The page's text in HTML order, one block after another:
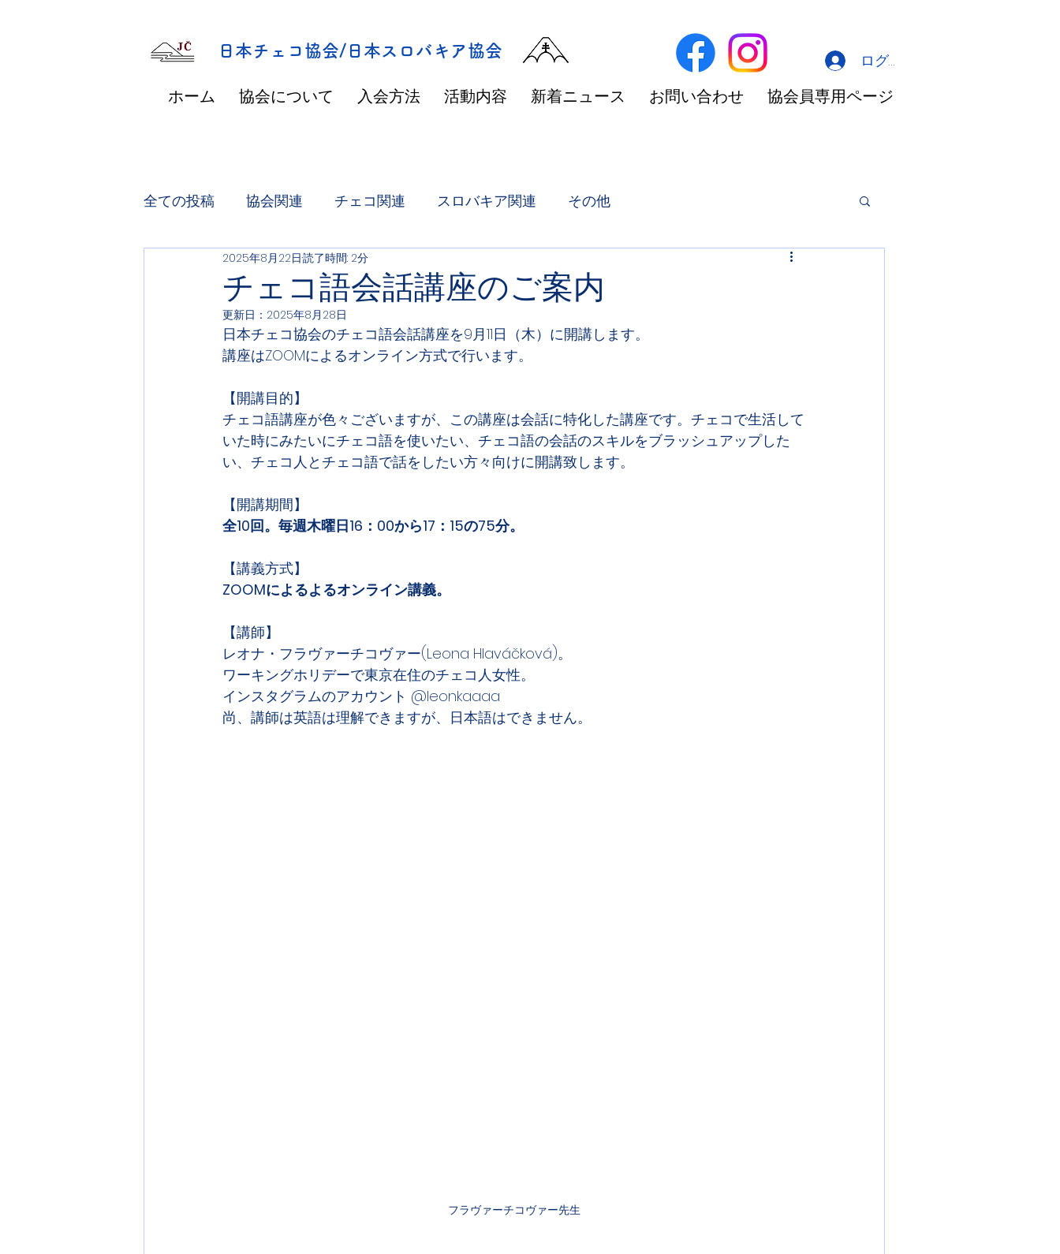
​日本チェコ協会/日本スロバキア協会
ホーム 協会について 入会方法 活動内容 新着ニュース お問い合わせ 協会員専用ページ
ログイン
全ての投稿 協会関連 チェコ関連 スロバキア関連 その他
チェコ語会話講座のご案内
2025年8月22日読了時間: 2分
更新日： 2025年8月28日
日本チェコ協会のチェコ語会話講座を9月11日（木）に開講します。
講座はZOOMによるオンライン方式で行います。
【開講目的】
チェコ語講座が色々ございますが、この講座は会話に特化した講座です。チェコで生活して
いた時にみたいにチェコ語を使いたい、チェコ語の会話のスキルをブラッシュアップした
い、チェコ人とチェコ語で話をしたい方々向けに開講致します。
【開講期間】
全10回。毎週木曜日16：00から17：15の75分。
【講義方式】
ZOOMによるよるオンライン講義。
【講師】
レオナ・フラヴァーチコヴァー(Leona Hlaváčková)。
ワーキングホリデーで東京在住のチェコ人女性。
インスタグラムのアカウント @leonkaaaa
尚、講師は英語は理解できますが、日本語はできません。
フラヴァーチコヴァー先生